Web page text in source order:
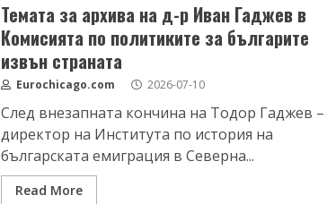
Темата за архива на д-р Иван Гаджев в
Комисията по политиките за българите
извън страната
Eurochicago.com 2026-07-10
След внезапната кончина на Тодор Гаджев –
директор на Института по история на
българската емиграция в Северна...
Read More